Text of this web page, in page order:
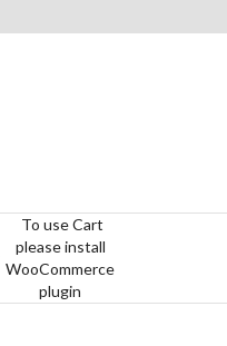
To use Cart
please install
WooCommerce
plugin